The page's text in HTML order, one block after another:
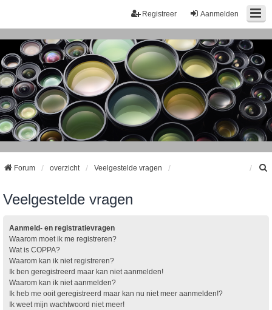
Aanmelden
Registreer
Forum overzicht Veelgestelde vragen
Veelgestelde vragen
Aanmeld- en registratievragen
Waarom moet ik me registreren?
Wat is COPPA?
Waarom kan ik niet registreren?
Ik ben geregistreerd maar kan niet aanmelden!
Waarom kan ik niet aanmelden?
Ik heb me ooit geregistreerd maar kan nu niet meer aanmelden!?
Ik weet mijn wachtwoord niet meer!